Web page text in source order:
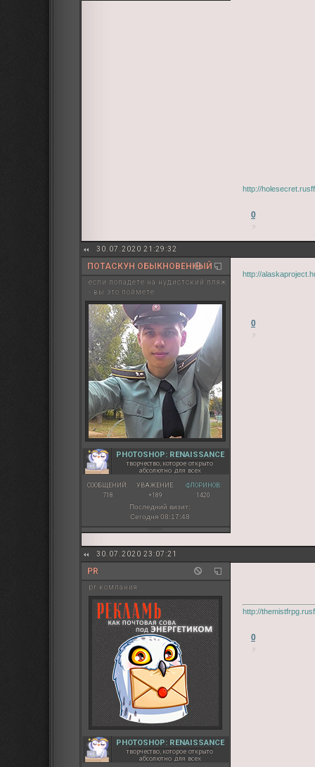
http://
0
30.07.2020 21:29:32
ПОТАСКУН ОБЫКНОВЕННЫЙ
если попадете на нудистский пляж
- вы это поймете
PHOTOSHOP: RENAISSANCE
творчество, которое открыто
абсолютно для всех
СООБЩЕНИЙ:
718
УВАЖЕНИЕ:
+189
ФЛОРИНОВ:
1420
Последний визит:
Сегодня 08:17:48
http://
0
30.07.2020 23:07:21
PR
pr компания
PHOTOSHOP: RENAISSANCE
творчество, которое открыто
абсолютно для всех
http://
0